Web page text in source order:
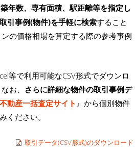
築年数、専有面積、駅距離等を指定し
引事例(物件)を手軽に検索すること
の価格相場を算定する際の参考事例
等で利用可能なCSV形式でダウンロ
お、 さらに詳細な物件の取引事例デ
不動産一括査定サイト 』から個別物件
ください。
取引データ(CSV形式)のダウンロード